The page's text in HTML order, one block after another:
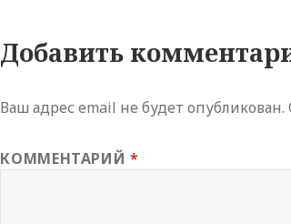
Добавить
Ваш адрес email не будет опубликован.
КОММЕНТАРИЙ*